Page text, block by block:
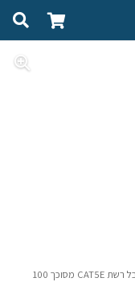
/ כבל רשת CAT5E מסוכך 100